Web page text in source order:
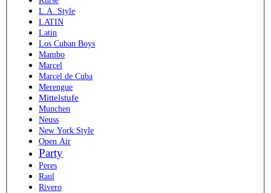
L.A. Style
LATIN
Latin
Los Cuban Boys
Mambo
Marcel
Marcel de Cuba
Merengue
Mittelstufe
Munchen
Neuss
New York Style
Open Air
Party
Peres
Raul
Rivero